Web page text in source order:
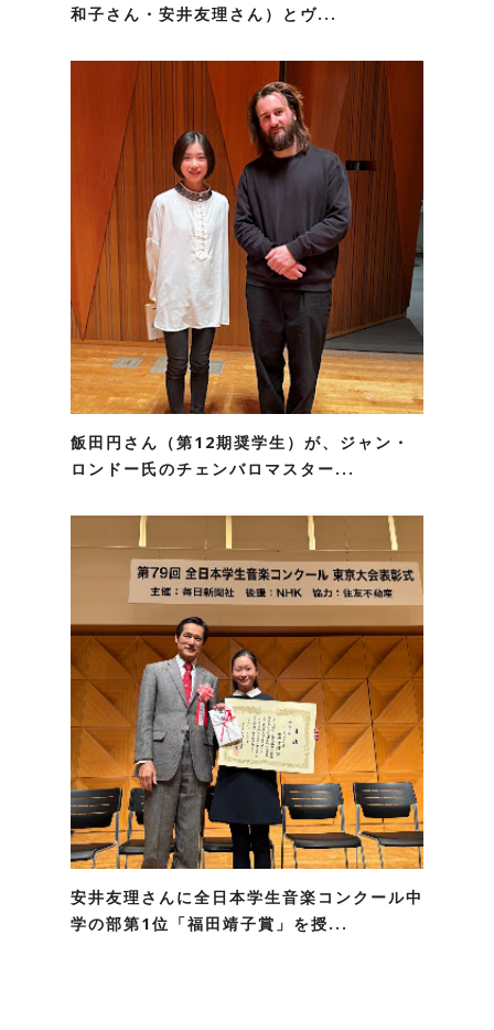
和子さん・安井友理さん）とヴ...
飯田円さん（第12期奨学生）が、ジャン・
ロンドー氏のチェンバロマスター...
安井友理さんに全日本学生音楽コンクール中
学の部第1位「福田靖子賞」を授...